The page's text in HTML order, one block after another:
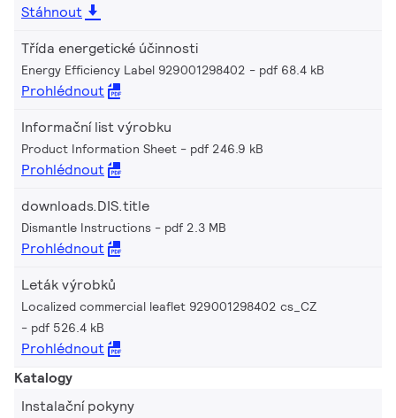
Stáhnout
Třída energetické účinnosti
Energy Efficiency Label 929001298402 pdf 68.4 kB
Prohlédnout
Informační list výrobku
Product Information Sheet pdf 246.9 kB
Prohlédnout
downloads.DIS.title
Dismantle Instructions pdf 2.3 MB
Prohlédnout
Leták výrobků
Localized commercial leaflet 929001298402 cs_CZ
pdf 526.4 kB
Prohlédnout
Katalogy
Instalační pokyny